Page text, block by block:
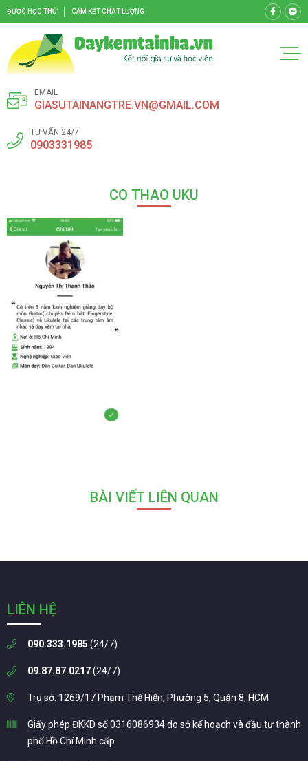
ĐƯỢC HỌC THỬ CAM KẾT CHẤT LƯỢNG
EMAIL
GIASUTAINANGTRE.VN@GMAIL.COM
TƯ VẤN 24/7
0903331985
CO THAO UKU
BÀI VIẾT LIÊN QUAN
LIÊN HỆ
090.333.1985 (24/7)
09.87.87.0217(24/7)
Trụ sở: 1269/17 Phạm Thế Hiển, Phường 5, Quận 8, HCM
Giấy phép ĐKKD số 0316086934 do sở kế hoạch và đầu tư thành
phố Hồ Chí Minh cấp